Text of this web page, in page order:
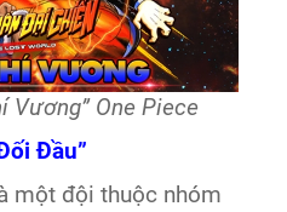
Vương” One Piece
Đầu”
một đội thuộc nhóm